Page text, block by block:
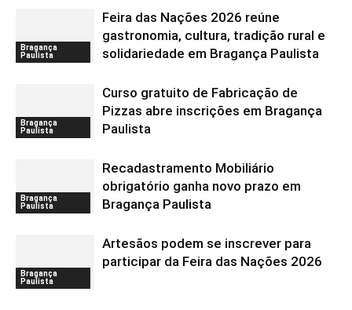
Bragança
Paulista
Feira das Nações 2026 reúne
gastronomia, cultura, tradição rural e
solidariedade em Bragança Paulista
Bragança
Paulista
Curso gratuito de Fabricação de
Pizzas abre inscrições em Bragança
Paulista
Bragança
Paulista
Recadastramento Mobiliário
obrigatório ganha novo prazo em
Bragança Paulista
Bragança
Paulista
Artesãos podem se inscrever para
participar da Feira das Nações 2026